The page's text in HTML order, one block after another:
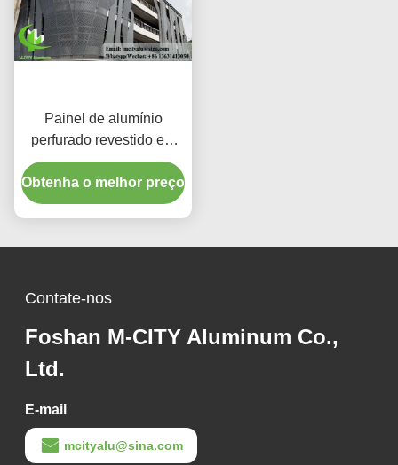
Painel de alumínio
perfurado revestido em
pó com cores RAL
personalizadas e padrões
de corte a laser para
Obtenha o melhor preço
Contate-nos
Foshan M-CITY Aluminum Co.,
Ltd.
E-mail
mcityalu@sina.com